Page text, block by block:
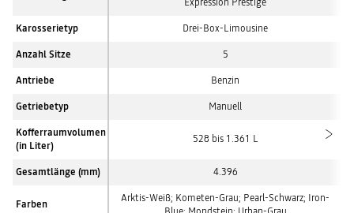
Karosserietyp Drei-Box-Limousine
Anzahl Sitze 5
Antriebe Benzin
Getriebetyp Manuell
Kofferraumvolumen
(in Liter)
528 bis 1.361 L
Gesamtlänge (mm) 4.396
Farben
Arktis-Weiß; Kometen-Grau; Pearl-Schwarz; Iron-